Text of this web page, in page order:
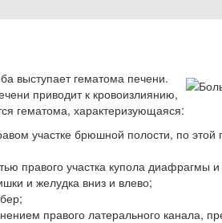
выступает гематома печени.
приводит к кровоизлиянию,
гематома, характеризующаяся:
участке брюшной полости, по этой
правого участка купола диафрагмы
и желудка вниз и влево;
правого латерального канала,